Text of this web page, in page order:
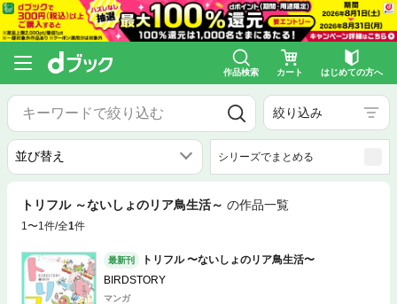
作品検索 カート はじめての方へ
絞り込み
シリーズでまとめる
トリフル ～ないしょのリア鳥生活～ の作品一覧
1〜1件/全1件
最新刊
トリフル 〜ないしょのリア鳥生活〜
BIRDSTORY
マンガ